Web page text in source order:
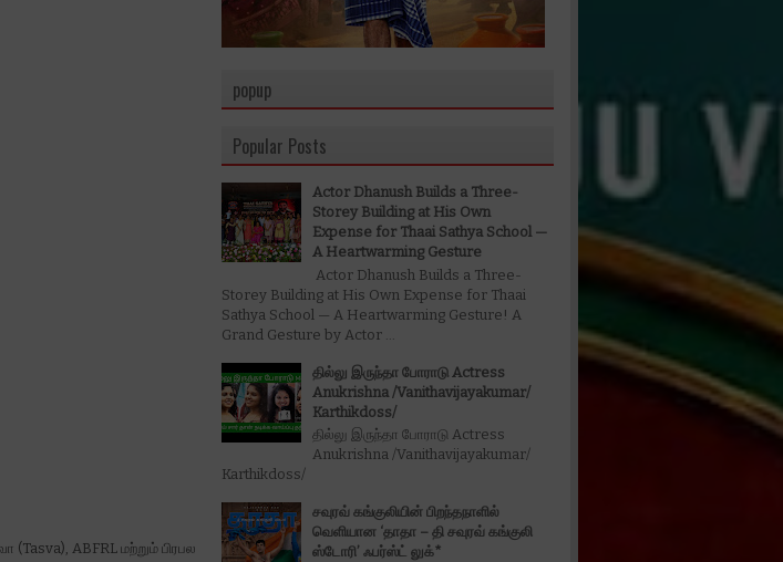
ABFRL மற்றும் பிரபல
popup
Popular Posts
Actor Dhanush Builds a Three-
Storey Building at His Own
Expense for Thaai Sathya School —
A Heartwarming Gesture
Actor Dhanush Builds a Three-
Storey Building at His Own Expense for Thaai
Sathya School — A Heartwarming Gesture! A
Grand Gesture by Actor ...
தில்லு இருந்தா போராடு Actress
Anukrishna /Vanithavijayakumar/
Karthikdoss/
தில்லு இருந்தா போராடு Actress
Anukrishna /Vanithavijayakumar/
Karthikdoss/
சவுரவ் கங்குலியின் பிறந்தநாளில்
வெளியான ‘தாதா – தி சவுரவ் கங்குலி
ஸ்டோரி’ ஃபர்ஸ்ட் லுக்*